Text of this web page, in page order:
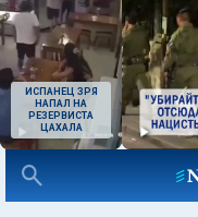
ИСПАНЕЦ ЗРЯ
НАПАЛ НА
РЕЗЕРВИСТА
ЦАХАЛА